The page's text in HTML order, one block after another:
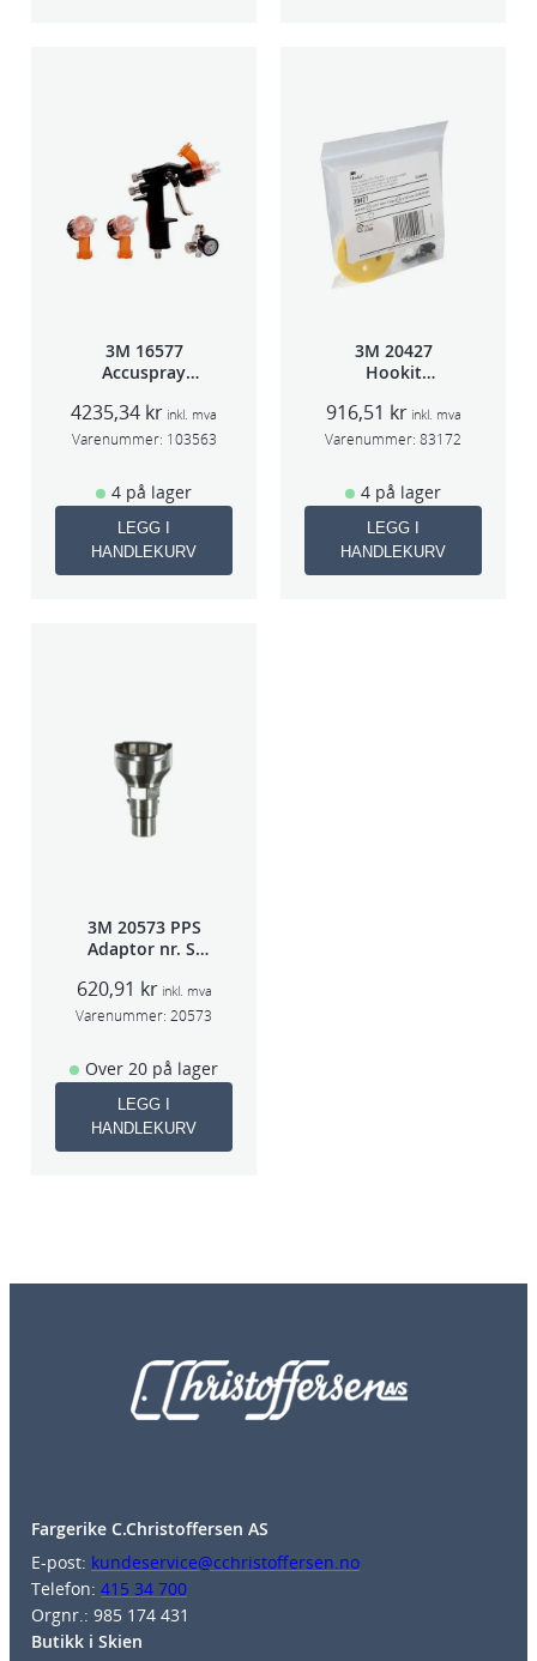
3M 16577
Accuspray
HG14
4235,34 kr inkl. mva
Varenummer: 103563
4 på lager
LEGG I
HANDLEKURV
3M 20427
Hookit
50663
916,51 kr inkl. mva
Varenummer: 83172
4 på lager
LEGG I
HANDLEKURV
3M 20573 PPS
Adaptor nr. S-
620,91 kr inkl. mva
Varenummer: 20573
Over 20 på lager
LEGG I
HANDLEKURV
Fargerike C.Christoffersen AS
E-post: kundeservice@cchristoffersen.no
Telefon: 415 34 700
Orgnr.: 985 174 431
Butikk i Skien